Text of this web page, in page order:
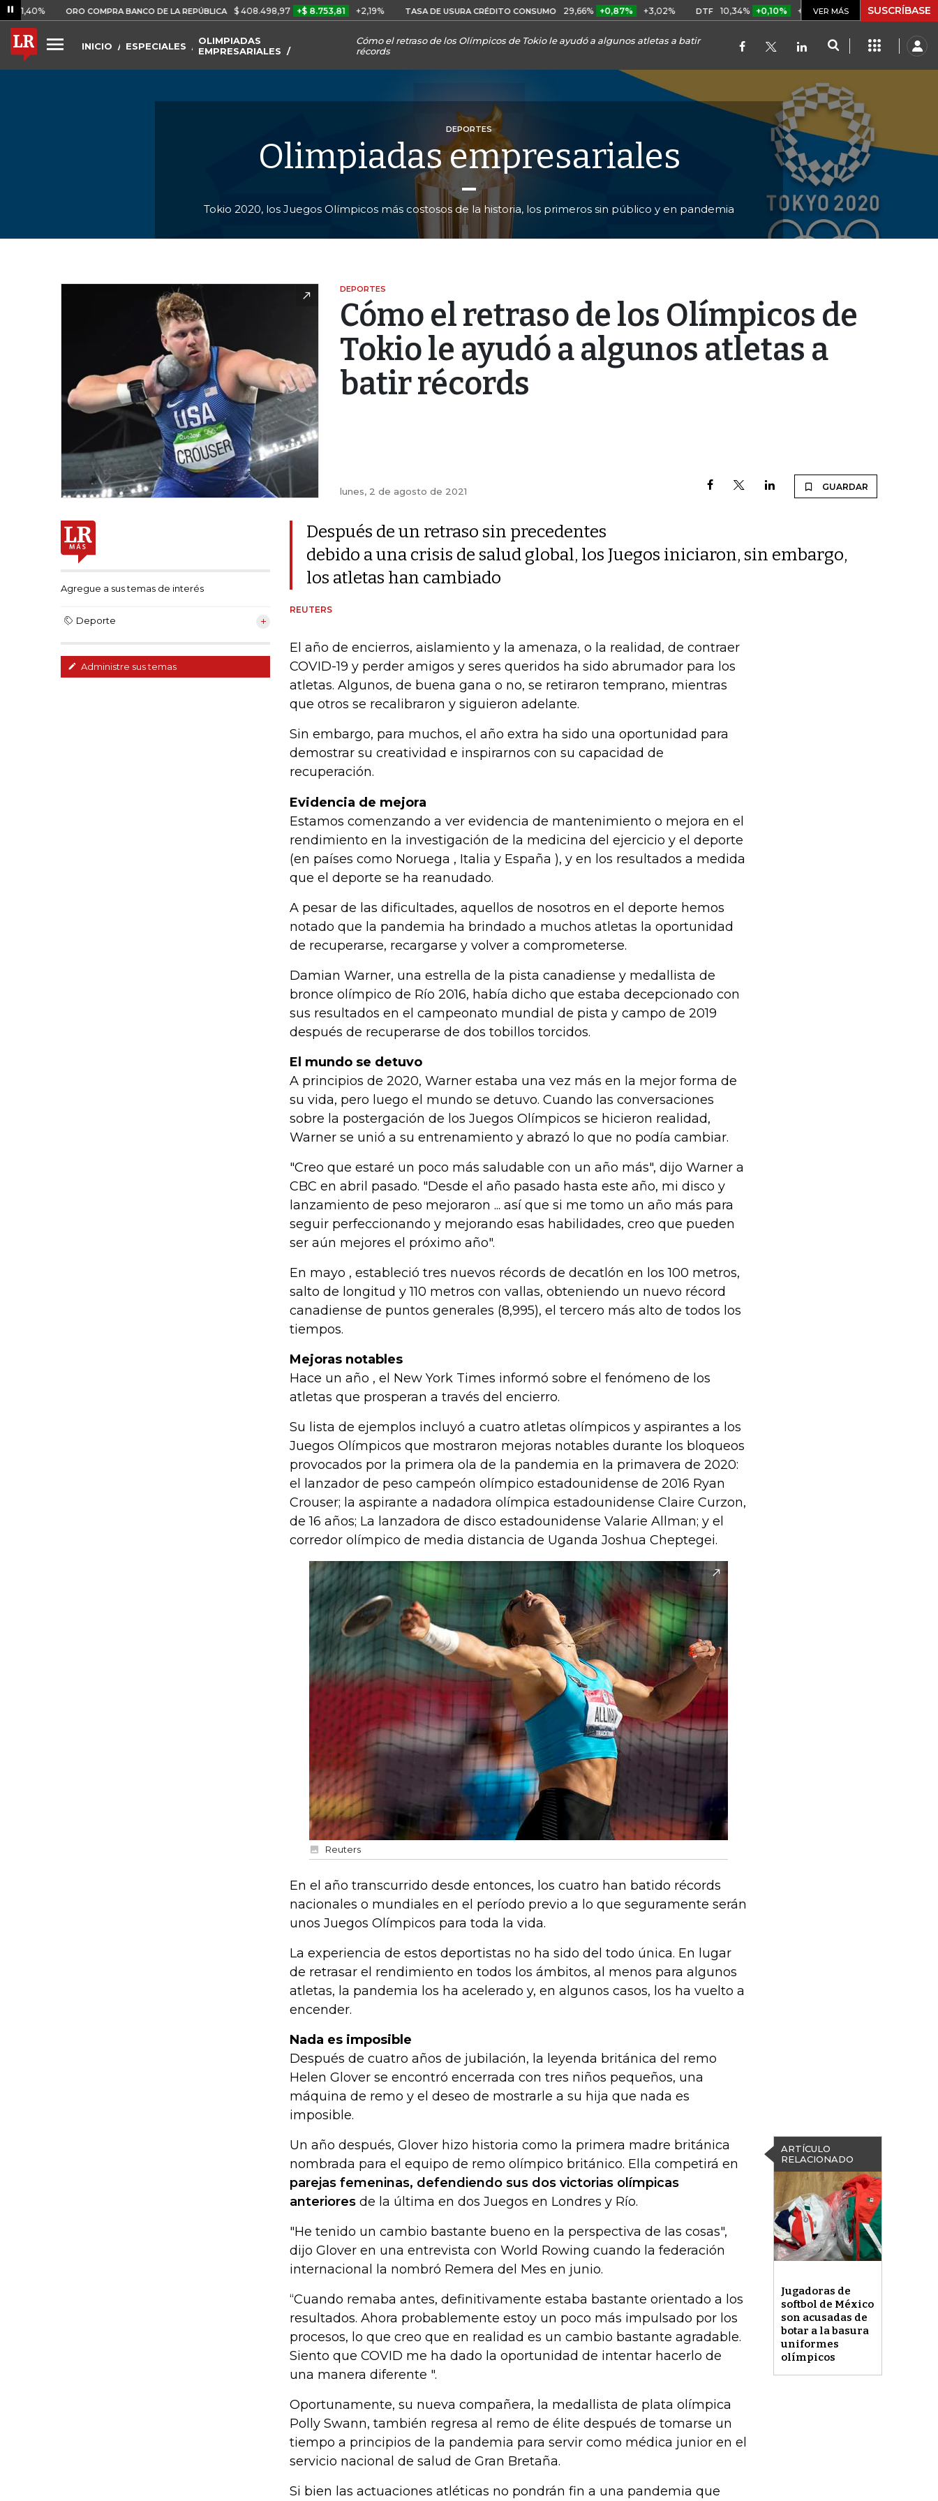
ORO COMPRA BANCO DE LA REPÚBLICA $ 408.498,97 +$ 8.753,81 +2,19% TASA DE USURA CRÉDITO CONSUMO 29,66% +0,87% +3,02% DTF 10,34% +0,10% +0,98% UVR $ 417,01 +$ 0,05
VER MÁS SUSCRÍBASE
INICIO ESPECIALES
OLIMPIADAS
EMPRESARIALES
Cómo el retraso de los Olímpicos de Tokio le ayudó a algunos atletas a batir
récords
DEPORTES
Olimpiadas empresariales
Tokio 2020, los Juegos Olímpicos más costosos de la historia, los primeros sin público y en pandemia
DEPORTES
Cómo el retraso de los Olímpicos de
Tokio le ayudó a algunos atletas a
batir récords
lunes, 2 de agosto de 2021 GUARDAR
Agregue a sus temas de interés
Deporte
Administre sus temas
Después de un retraso sin precedentes
debido a una crisis de salud global, los Juegos iniciaron, sin embargo,
los atletas han cambiado
REUTERS
El año de encierros, aislamiento y la amenaza, o la realidad, de contraer
COVID-19 y perder amigos y seres queridos ha sido abrumador para los
atletas. Algunos, de buena gana o no, se retiraron temprano, mientras
que otros se recalibraron y siguieron adelante.
Sin embargo, para muchos, el año extra ha sido una oportunidad para
demostrar su creatividad e inspirarnos con su capacidad de
recuperación.
Evidencia de mejora
Estamos comenzando a ver evidencia de mantenimiento o mejora en el
rendimiento en la investigación de la medicina del ejercicio y el deporte
(en países como Noruega , Italia y España ), y en los resultados a medida
que el deporte se ha reanudado.
A pesar de las dificultades, aquellos de nosotros en el deporte hemos
notado que la pandemia ha brindado a muchos atletas la oportunidad
de recuperarse, recargarse y volver a comprometerse.
Damian Warner, una estrella de la pista canadiense y medallista de
bronce olímpico de Río 2016, había dicho que estaba decepcionado con
sus resultados en el campeonato mundial de pista y campo de 2019
después de recuperarse de dos tobillos torcidos.
El mundo se detuvo
A principios de 2020, Warner estaba una vez más en la mejor forma de
su vida, pero luego el mundo se detuvo. Cuando las conversaciones
sobre la postergación de los Juegos Olímpicos se hicieron realidad,
Warner se unió a su entrenamiento y abrazó lo que no podía cambiar.
"Creo que estaré un poco más saludable con un año más", dijo Warner a
CBC en abril pasado. "Desde el año pasado hasta este año, mi disco y
lanzamiento de peso mejoraron ... así que si me tomo un año más para
seguir perfeccionando y mejorando esas habilidades, creo que pueden
ser aún mejores el próximo año".
En mayo , estableció tres nuevos récords de decatlón en los 100 metros,
salto de longitud y 110 metros con vallas, obteniendo un nuevo récord
canadiense de puntos generales (8,995), el tercero más alto de todos los
tiempos.
Mejoras notables
Hace un año , el New York Times informó sobre el fenómeno de los
atletas que prosperan a través del encierro.
Su lista de ejemplos incluyó a cuatro atletas olímpicos y aspirantes a los
Juegos Olímpicos que mostraron mejoras notables durante los bloqueos
provocados por la primera ola de la pandemia en la primavera de 2020:
el lanzador de peso campeón olímpico estadounidense de 2016 Ryan
Crouser; la aspirante a nadadora olímpica estadounidense Claire Curzon,
de 16 años; La lanzadora de disco estadounidense Valarie Allman; y el
corredor olímpico de media distancia de Uganda Joshua Cheptegei.
Reuters
En el año transcurrido desde entonces, los cuatro han batido récords
nacionales o mundiales en el período previo a lo que seguramente serán
unos Juegos Olímpicos para toda la vida.
La experiencia de estos deportistas no ha sido del todo única. En lugar
de retrasar el rendimiento en todos los ámbitos, al menos para algunos
atletas, la pandemia los ha acelerado y, en algunos casos, los ha vuelto a
encender.
Nada es imposible
Después de cuatro años de jubilación, la leyenda británica del remo
Helen Glover se encontró encerrada con tres niños pequeños, una
máquina de remo y el deseo de mostrarle a su hija que nada es
imposible.
ARTÍCULO
RELACIONADO
Jugadoras de
softbol de México
son acusadas de
botar a la basura
uniformes
olímpicos
Un año después, Glover hizo historia como la primera madre británica
nombrada para el equipo de remo olímpico británico. Ella competirá en
parejas femeninas, defendiendo sus dos victorias olímpicas
anteriores de la última en dos Juegos en Londres y Río.
"He tenido un cambio bastante bueno en la perspectiva de las cosas",
dijo Glover en una entrevista con World Rowing cuando la federación
internacional la nombró Remera del Mes en junio.
“Cuando remaba antes, definitivamente estaba bastante orientado a los
resultados. Ahora probablemente estoy un poco más impulsado por los
procesos, lo que creo que en realidad es un cambio bastante agradable.
Siento que COVID me ha dado la oportunidad de intentar hacerlo de
una manera diferente ".
Oportunamente, su nueva compañera, la medallista de plata olímpica
Polly Swann, también regresa al remo de élite después de tomarse un
tiempo a principios de la pandemia para servir como médica junior en el
servicio nacional de salud de Gran Bretaña.
Si bien las actuaciones atléticas no pondrán fin a una pandemia que